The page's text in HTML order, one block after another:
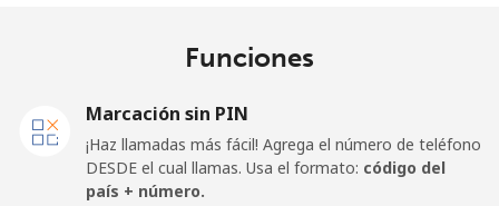
⁦10.9p⁩
91 min por
Celular
⁦£10⁩
Funciones
Marcación sin PIN
¡Haz llamadas más fácil! Agrega el número de teléfono
DESDE el cual llamas. Usa el formato: código del
país + número.